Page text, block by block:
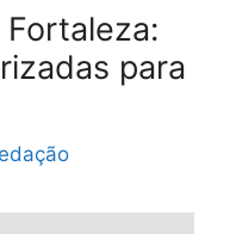
para